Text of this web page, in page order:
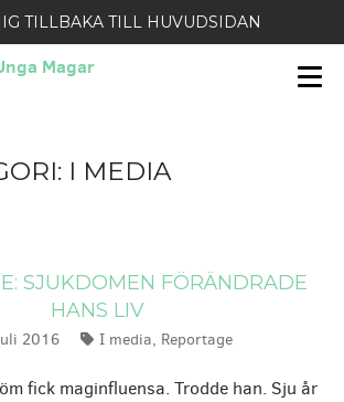
TILLBAKA TILL HUVUDSIDAN
I MEDIA
SJUKDOMEN FÖRÄNDRADE
HANS LIV
2016 Kategorier:
I media, Reportage
fick maginfluensa. Trodde han. Sju år